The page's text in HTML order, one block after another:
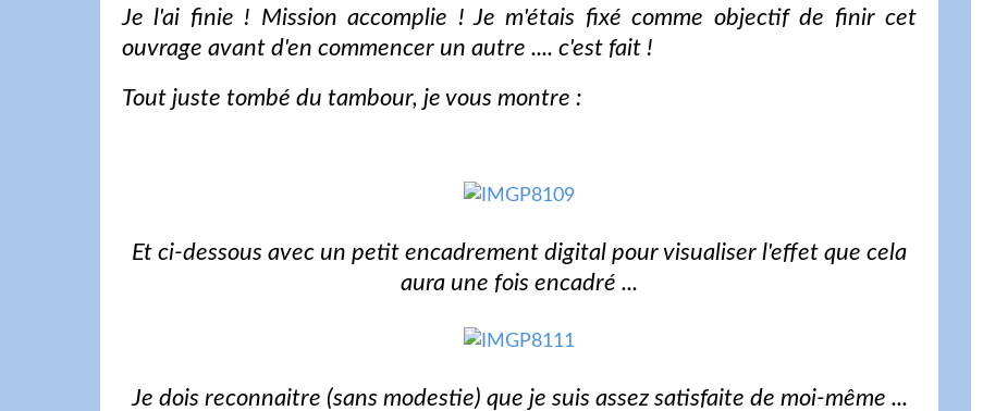
Je l'ai finie ! Mission accomplie ! Je m'étais fixé comme objectif de finir cet
ouvrage avant d'en commencer un autre .... c'est fait !
Tout juste tombé du tambour, je vous montre :
Et ci-dessous avec un petit encadrement digital pour visualiser l'effet que cela
aura une fois encadré ...
Je dois reconnaitre (sans modestie) que je suis assez satisfaite de moi-même ...